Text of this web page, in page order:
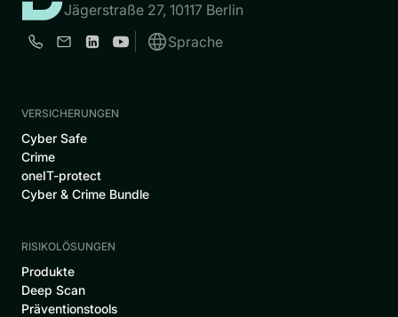
Jägerstraße 27, 10117 Berlin
Sprache
VERSICHERUNGEN
Cyber Safe
Crime
oneIT-protect
Cyber & Crime Bundle
RISIKOLÖSUNGEN
Produkte
Deep Scan
Präventionstools